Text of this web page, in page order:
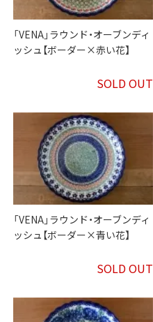
「VENA」ラウンド・オーブンディ
ッシュ【ボーダー×赤い花】
SOLD OUT
「VENA」ラウンド・オーブンディ
ッシュ【ボーダー×青い花】
SOLD OUT